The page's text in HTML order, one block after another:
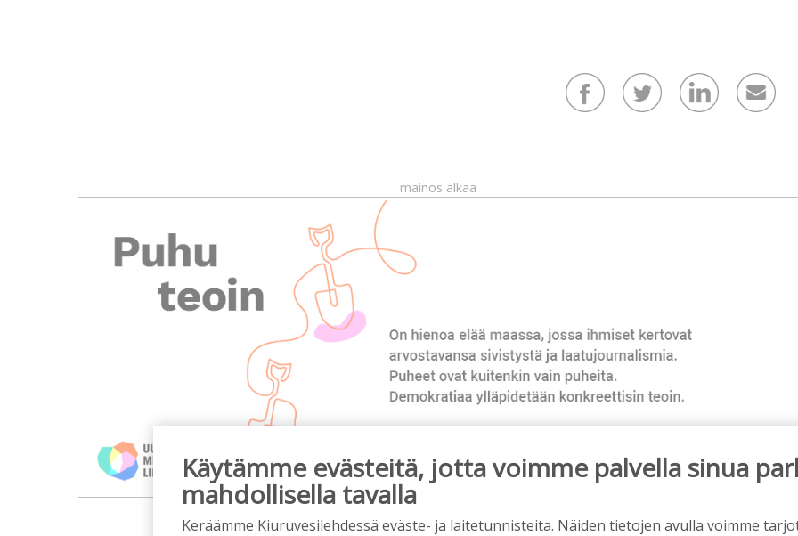
mainos alkaa
mainos päättyy
Käytämme evästeitä, jotta voimme palvella sinua
mahdollisella tavalla
Keräämme Kiuruvesilehdessä eväste- ja laitetunnisteita. Näiden tietojen avulla voimme